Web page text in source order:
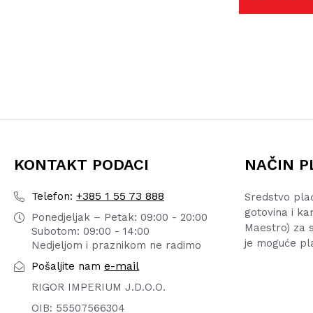
KONTAKT PODACI
Telefon: +385 1 55 73 888
Ponedjeljak – Petak: 09:00 - 20:00
Subotom: 09:00 - 14:00
Nedjeljom i praznikom ne radimo
Pošaljite nam e-mail
RIGOR IMPERIUM J.D.O.O.
OIB: 55507566304
NAČIN
Sredstvo
gotovina i
Maestro) za
je moguće